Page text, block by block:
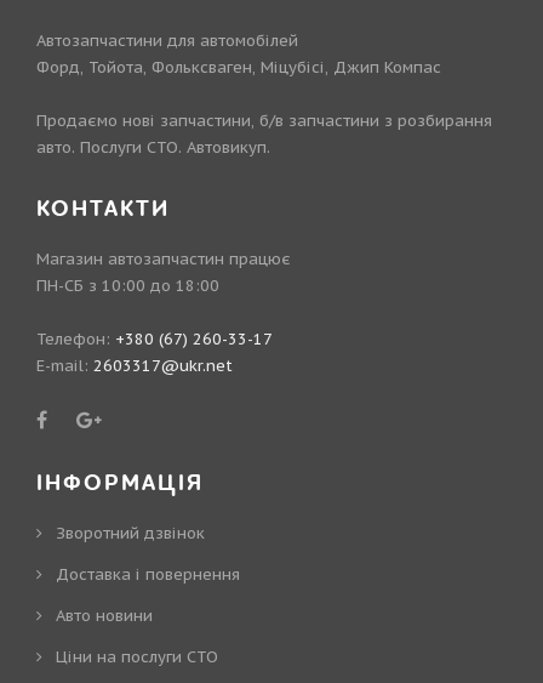
Автозапчастини для автомобілей
Форд, Тойота, Фольксваген, Міцубісі, Джип Компас
Продаємо нові запчастини, б/в запчастини з розбирання
авто. Послуги СТО. Автовикуп.
КОНТАКТИ
Магазин автозапчастин працює
ПН-СБ з 10:00 до 18:00
Телефон: +380 (67) 260-33-17
E-mail: 2603317@ukr.net
ІНФОРМАЦІЯ
Зворотний дзвінок
Доставка і повернення
Авто новини
Ціни на послуги СТО